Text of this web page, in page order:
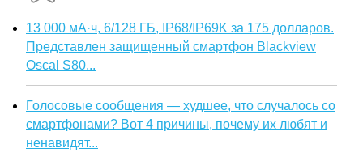
13 000 мА·ч, 6/128 ГБ, IP68/IP69K за 175 долларов.
Представлен защищенный смартфон Blackview
Oscal S80...
Голосовые сообщения — худшее, что случалось со
смартфонами? Вот 4 причины, почему их любят и
ненавидят...